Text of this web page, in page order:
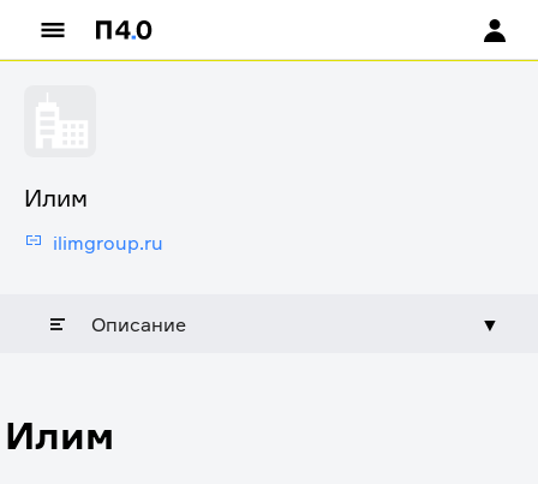
Илим
ilimgroup.ru
Описание ▼
Илим